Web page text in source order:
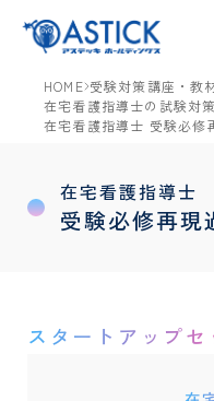
HOME 受験対策講座・教
在宅看護指導士の試験対
在宅看護指導士 受験必修
在宅看護指導士
受験必修再現
スタートアップセ